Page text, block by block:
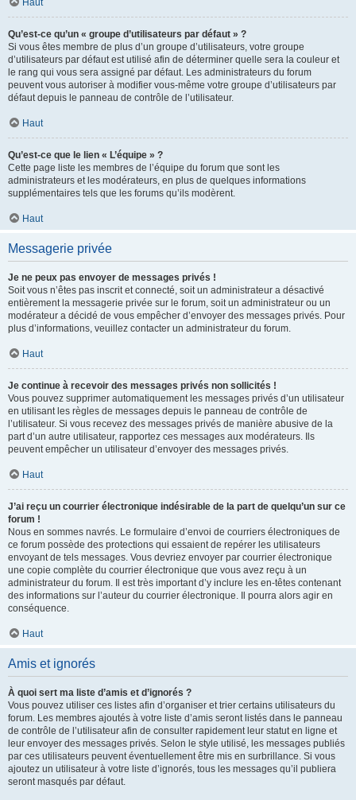
Haut
Qu’est-ce qu’un « groupe d’utilisateurs par défaut » ?
Si vous êtes membre de plus d’un groupe d’utilisateurs, votre groupe
d’utilisateurs par défaut est utilisé afin de déterminer quelle sera la couleur et
le rang qui vous sera assigné par défaut. Les administrateurs du forum
peuvent vous autoriser à modifier vous-même votre groupe d’utilisateurs par
défaut depuis le panneau de contrôle de l’utilisateur.
Haut
Qu’est-ce que le lien « L’équipe » ?
Cette page liste les membres de l’équipe du forum que sont les
administrateurs et les modérateurs, en plus de quelques informations
supplémentaires tels que les forums qu’ils modèrent.
Haut
Messagerie privée
Je ne peux pas envoyer de messages privés !
Soit vous n’êtes pas inscrit et connecté, soit un administrateur a désactivé
entièrement la messagerie privée sur le forum, soit un administrateur ou un
modérateur a décidé de vous empêcher d’envoyer des messages privés. Pour
plus d’informations, veuillez contacter un administrateur du forum.
Haut
Je continue à recevoir des messages privés non sollicités !
Vous pouvez supprimer automatiquement les messages privés d’un utilisateur
en utilisant les règles de messages depuis le panneau de contrôle de
l’utilisateur. Si vous recevez des messages privés de manière abusive de la
part d’un autre utilisateur, rapportez ces messages aux modérateurs. Ils
peuvent empêcher un utilisateur d’envoyer des messages privés.
Haut
J’ai reçu un courrier électronique indésirable de la part de quelqu’un sur ce
forum !
Nous en sommes navrés. Le formulaire d’envoi de courriers électroniques de
ce forum possède des protections qui essaient de repérer les utilisateurs
envoyant de tels messages. Vous devriez envoyer par courrier électronique
une copie complète du courrier électronique que vous avez reçu à un
administrateur du forum. Il est très important d’y inclure les en-têtes contenant
des informations sur l’auteur du courrier électronique. Il pourra alors agir en
conséquence.
Haut
Amis et ignorés
À quoi sert ma liste d’amis et d’ignorés ?
Vous pouvez utiliser ces listes afin d’organiser et trier certains utilisateurs du
forum. Les membres ajoutés à votre liste d’amis seront listés dans le panneau
de contrôle de l’utilisateur afin de consulter rapidement leur statut en ligne et
leur envoyer des messages privés. Selon le style utilisé, les messages publiés
par ces utilisateurs peuvent éventuellement être mis en surbrillance. Si vous
ajoutez un utilisateur à votre liste d’ignorés, tous les messages qu’il publiera
seront masqués par défaut.